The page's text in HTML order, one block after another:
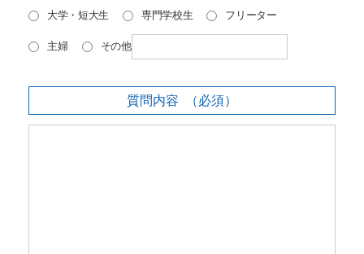
大学・短大生 専門学校生 フリーター
主婦 その他
質問内容 （必須）